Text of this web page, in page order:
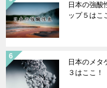
日本の強酸
ップ５はこ
日本のメタ
３はここ！